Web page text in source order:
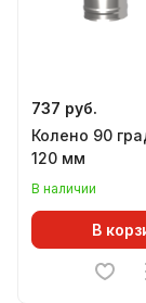
737 руб.
Колено 90
120 мм
В наличии
В